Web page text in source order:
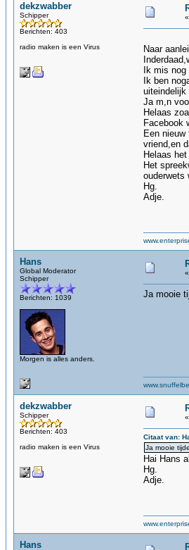
dekzwabber
Schipper
Berichten: 403
radio maken is een Virus
«
Naar
Ik mis
Ik ben
uiteindelijk
Ja m,n
Helaas
Facebook
Een
vriend,en
Helaas
Het
ouderwets
Hg.
Adje.
Hans
Global Moderator
Schipper
Berichten: 1039
Morgen is alles anders.
«
Ja mooie
dekzwabber
Schipper
Berichten: 403
radio maken is een Virus
«
Citaat van:
Ja mooie
Hai Hans
Hg.
Adje.
Hans